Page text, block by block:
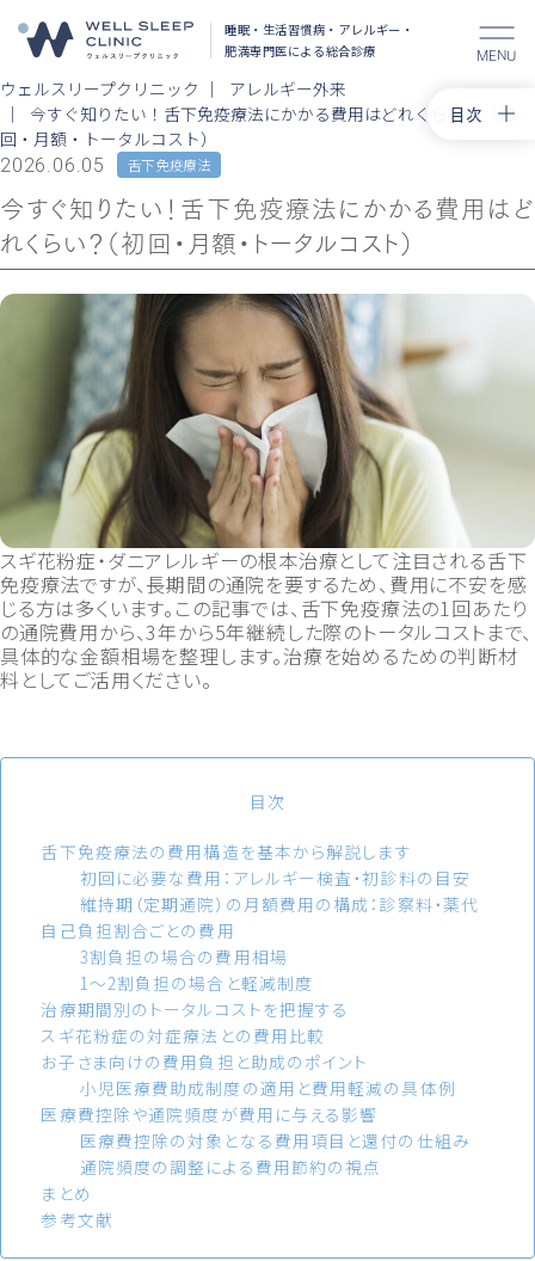
睡眠・生活習慣病・アレルギー・
肥満専門医による総合診療 MENU
目次
舌下免疫
コラム
ウェルスリープクリニック
アレルギー外来
今すぐ知りたい！舌下免疫療法にかかる費用はどれくらい？（初
回・月額・トータルコスト）
2026.06.05 舌下免疫療法
今すぐ知りたい！舌下免疫療法にかかる費用はど
れくらい？（初回・月額・トータルコスト）
スギ花粉症・ダニアレルギーの根本治療として注目される舌下
免疫療法ですが、長期間の通院を要するため、費用に不安を感
じる方は多くいます。この記事では、舌下免疫療法の1回あたり
の通院費用から、3年から5年継続した際のトータルコストまで、
具体的な金額相場を整理します。治療を始めるための判断材
料としてご活用ください。
目次
舌下免疫療法の費用構造を基本から解説します
初回に必要な費用：アレルギー検査・初診料の目安
維持期（定期通院）の月額費用の構成：診察料・薬代
自己負担割合ごとの費用
3割負担の場合の費用相場
1～2割負担の場合と軽減制度
治療期間別のトータルコストを把握する
スギ花粉症の対症療法との費用比較
お子さま向けの費用負担と助成のポイント
小児医療費助成制度の適用と費用軽減の具体例
医療費控除や通院頻度が費用に与える影響
医療費控除の対象となる費用項目と還付の仕組み
通院頻度の調整による費用節約の視点
まとめ
参考文献